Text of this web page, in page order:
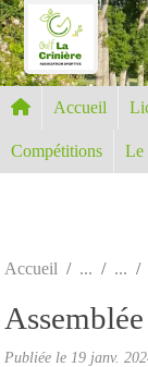
Accueil
Compétitions Le
Accueil
Publiée le 19 janv.
Panneau de gestion